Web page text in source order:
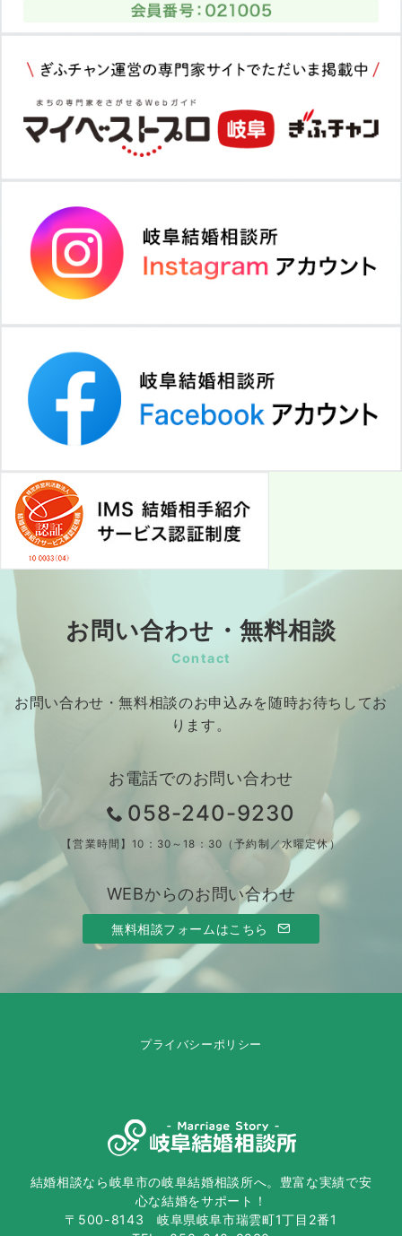
お問い合わせ・無料相談
Contact
お問い合わせ・無料相談のお申込みを随時お待ちしてお
ります。
お電話でのお問い合わせ
058-240-9230
【営業時間】10：30～18：30（予約制／水曜定休）
WEBからのお問い合わせ
無料相談フォームはこちら
プライバシーポリシー
結婚相談なら岐阜市の岐阜結婚相談所へ。豊富な実績で安
心な結婚をサポート！
〒500-8143 岐阜県岐阜市瑞雲町1丁目2番1